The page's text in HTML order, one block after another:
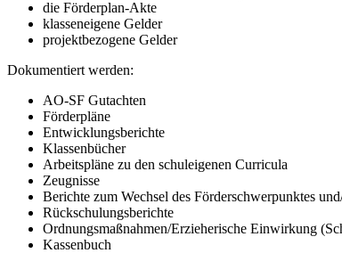
die Förderplan-Akte
klasseneigene Gelder
projektbezogene Gelder
Dokumentiert werden:
AO-SF Gutachten
Förderpläne
Entwicklungsberichte
Klassenbücher
Arbeitspläne zu den schuleigenen Curricula
Zeugnisse
Berichte zum Wechsel des Förderschwerpunktes
Rückschulungsberichte
Ordnungsmaßnahmen/Erzieherische Einwirkung
Kassenbuch